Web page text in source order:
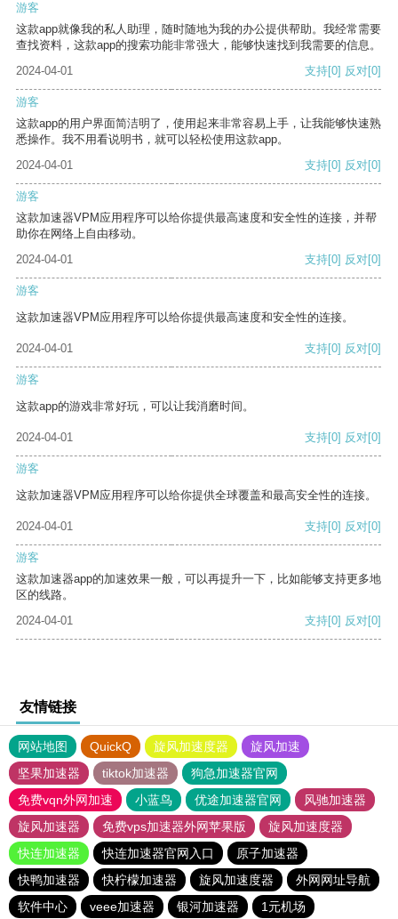
游客
这款app就像我的私人助理，随时随地为我的办公提供帮助。我经常需要
查找资料，这款app的搜索功能非常强大，能够快速找到我需要的信息。
2024-04-01
支持[0] 反对[0]
游客
这款app的用户界面简洁明了，使用起来非常容易上手，让我能够快速熟
悉操作。我不用看说明书，就可以轻松使用这款app。
2024-04-01
支持[0] 反对[0]
游客
这款加速器VPM应用程序可以给你提供最高速度和安全性的连接，并帮
助你在网络上自由移动。
2024-04-01
支持[0] 反对[0]
游客
这款加速器VPM应用程序可以给你提供最高速度和安全性的连接。
2024-04-01 支持[0] 反对[0]
游客
这款app的游戏非常好玩，可以让我消磨时间。
2024-04-01 支持[0] 反对[0]
游客
这款加速器VPM应用程序可以给你提供全球覆盖和最高安全性的连接。
2024-04-01 支持[0] 反对[0]
游客
这款加速器app的加速效果一般，可以再提升一下，比如能够支持更多地
区的线路。
2024-04-01
支持[0] 反对[0]
友情链接
网站地图 QuickQ 旋风加速度器
旋风加速
坚果加速器
tiktok加速器
狗急加速器官网
免费vqn外网加速
小蓝鸟 优途加速器官网
风驰加速器
旋风加速器
免费vps加速器外网苹果版
旋风加速度器
快连加速器
快连加速器官网入口
原子加速器
快鸭加速器
快柠檬加速器 旋风加速度器
外网网址导航
软件中心
veee加速器 银河加速器 1元机场